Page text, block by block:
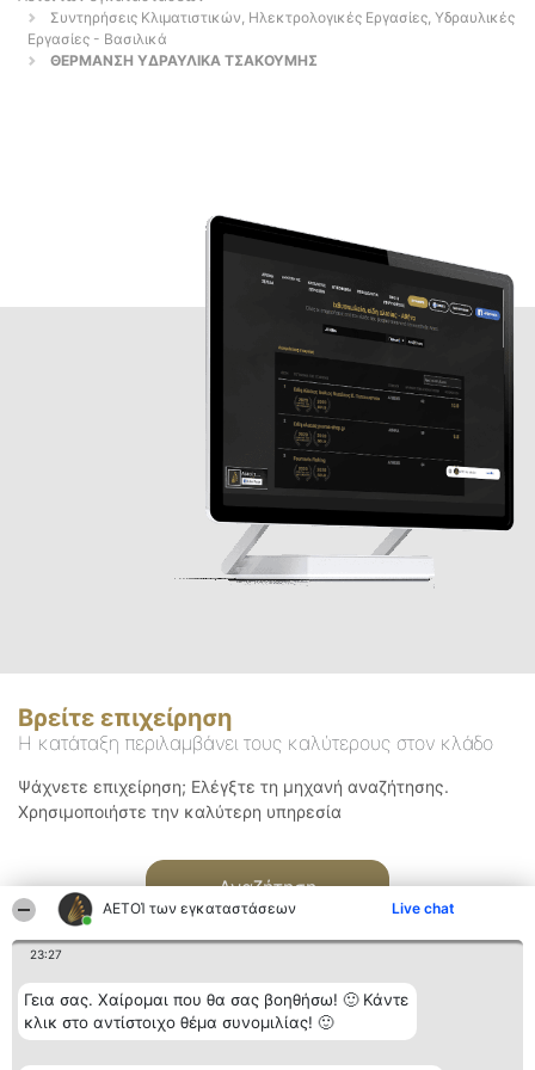
ΑΕΤΟΊ των εγκαταστάσεων Live chat
23:27
Γεια σας. Χαίρομαι που θα σας βοηθήσω! 🙂 Κάντε
κλικ στο αντίστοιχο θέμα συνομιλίας! 🙂
Συντηρήσεις Κλιματιστικών, Ηλεκτρολογικές Εργασίες, Υδραυλικές
Εργασίες - Βασιλικά
ΘΕΡΜΑΝΣΗ ΥΔΡΑΥΛΙΚΑ ΤΣΑΚΟΥΜΗΣ
Βρείτε επιχείρηση
Η κατάταξη περιλαμβάνει τους καλύτερους στον κλάδο
Ψάχνετε επιχείρηση; Ελέγξτε τη μηχανή αναζήτησης.
Χρησιμοποιήστε την καλύτερη υπηρεσία
Αναζήτηση
Διοργανωτής της Κατάταξη Επικοινωνία